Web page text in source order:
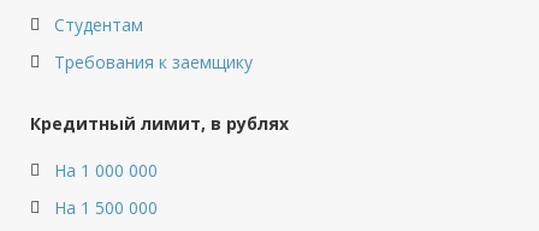
Студентам
Требования к заемщику
Кредитный лимит, в рублях
На 1 000 000
На 1 500 000